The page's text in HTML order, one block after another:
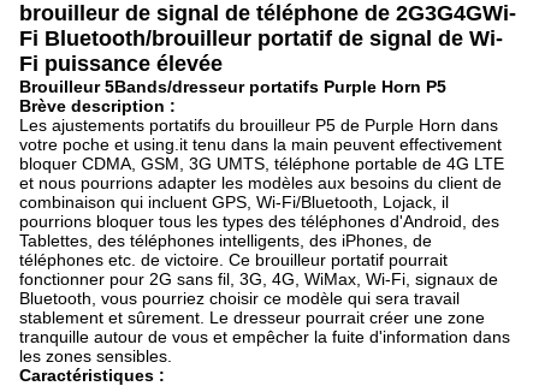
brouilleur de signal de téléphone de 2G3G4GWi-
Fi Bluetooth/brouilleur portatif de signal de Wi-
Fi puissance élevée
Brouilleur 5Bands/dresseur portatifs Purple Horn P5
Brève description :
Les ajustements portatifs du brouilleur P5 de Purple Horn dans
votre poche et using.it tenu dans la main peuvent effectivement
bloquer CDMA, GSM, 3G UMTS, téléphone portable de 4G LTE
et nous pourrions adapter les modèles aux besoins du client de
combinaison qui incluent GPS, Wi-Fi/Bluetooth, Lojack, il
pourrions bloquer tous les types des téléphones d'Android, des
Tablettes, des téléphones intelligents, des iPhones, de
téléphones etc. de victoire. Ce brouilleur portatif pourrait
fonctionner pour 2G sans fil, 3G, 4G, WiMax, Wi-Fi, signaux de
Bluetooth, vous pourriez choisir ce modèle qui sera travail
stablement et sûrement. Le dresseur pourrait créer une zone
tranquille autour de vous et empêcher la fuite d'information dans
les zones sensibles.
Caractéristiques :